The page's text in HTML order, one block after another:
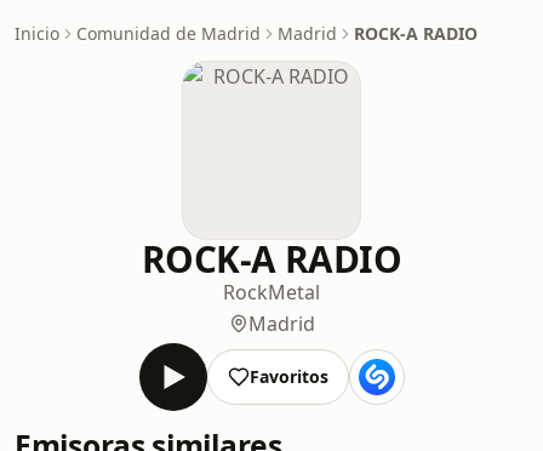
Inicio Comunidad de Madrid Madrid ROCK-A RADIO
ROCK-A RADIO
RockMetal
Madrid
Favoritos